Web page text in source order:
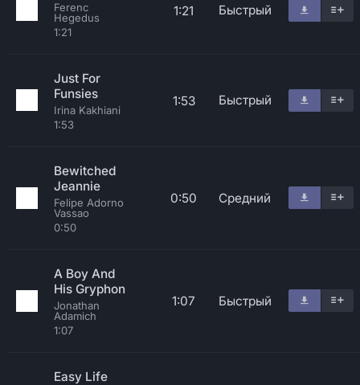
Ferenc
Hegedus
1:21
1:21 Быстрый
Just For
Funsies
Irina Kakhiani
1:53
1:53 Быстрый
Bewitched
Jeannie
Felipe Adorno
Vassao
0:50
0:50 Средний
A Boy And
His Gryphon
Jonathan
Adamich
1:07
1:07 Быстрый
Easy Life